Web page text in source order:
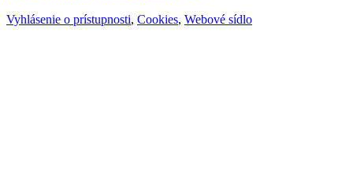
Vyhlásenie o prístupnosti, Cookies, Webové sídlo